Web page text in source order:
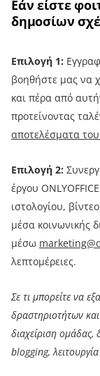
Εάν είστε
δημοσίων
Επιλογή 1:
βοηθήστε μας να
και πέρα ​​από
προτείνοντας
αποτελέσματα
Επιλογή 2:
έργου
ιστολογίου,
μέσα κοινωνικής
μέσω
λεπτομέρειες.
Σε τι μπορείτε να
δραστηριοτήτων
διαχείριση ομάδας,
blogging,